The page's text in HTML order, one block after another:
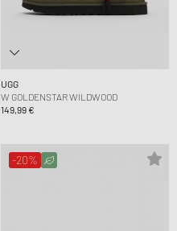
UGG
W GOLDENSTAR WILDWOOD
149,99 €
-20%